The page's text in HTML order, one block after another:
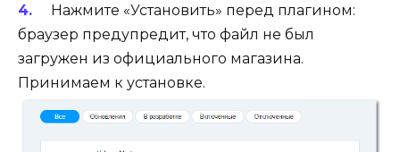
Нажмите «Установить» перед плагином:
браузер предупредит, что файл не был
загружен из официального магазина.
Принимаем к установке.